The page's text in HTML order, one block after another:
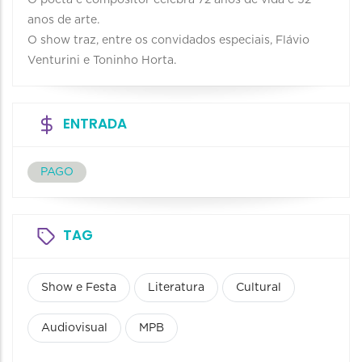
anos de arte.
O show traz, entre os convidados especiais, Flávio
Venturini e Toninho Horta.
ENTRADA
PAGO
TAG
Show e Festa Literatura Cultural
Audiovisual MPB